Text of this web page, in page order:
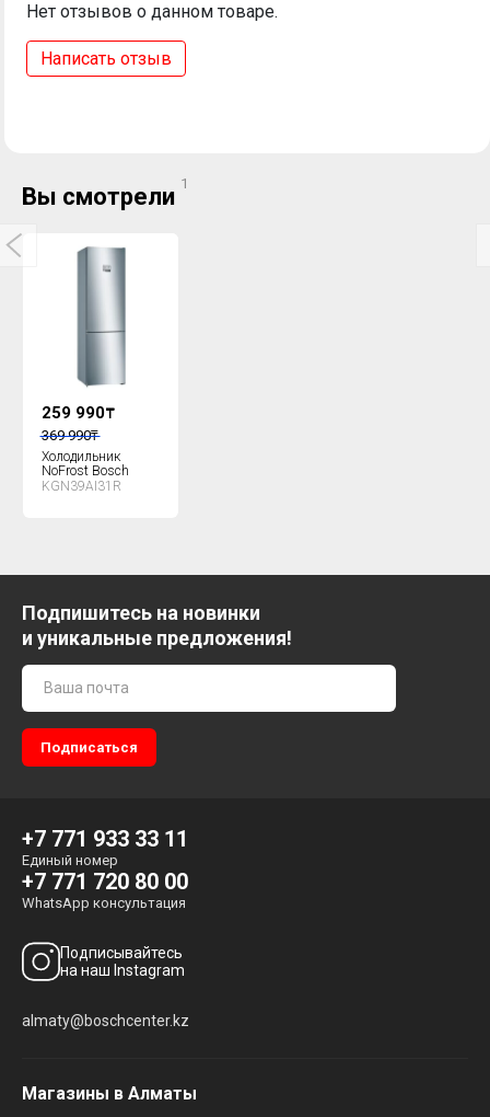
Нет отзывов о данном товаре.
Написать отзыв
Вы смотрели 1
259 990₸
369 990₸
Холодильник
NoFrost Bosch
KGN39AI31R
Подпишитесь на новинки
и уникальные предложения!
+7 771 933 33 11
Единый номер
+7 771 720 80 00
WhatsApp консультация
Подписывайтесь
на наш Instagram
almaty@boschcenter.kz
Магазины в Алматы